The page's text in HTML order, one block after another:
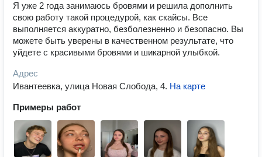
Я уже 2 года занимаюсь бровями и решила дополнить
свою работу такой процедурой, как скайсы. Все
выполняется аккуратно, безболезненно и безопасно. Вы
можете быть уверены в качественном результате, что
уйдете с красивыми бровями и шикарной улыбкой.
Адрес
Ивантеевка, улица Новая Слобода, 4. На карте
Примеры работ